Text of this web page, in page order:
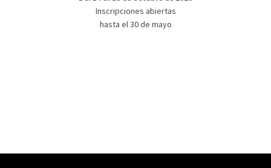
Inscripciones abiertas
hasta el 30 de mayo